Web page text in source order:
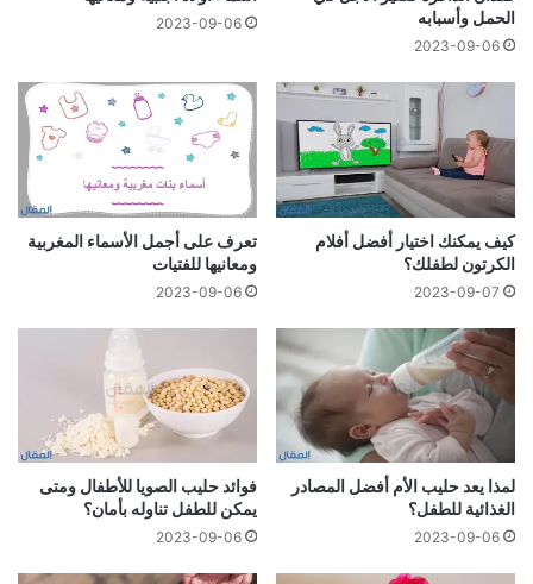
الحمل وأسبابه
2023-09-06
2023-09-06
كيف يمكنك اختيار أفضل أفلام
الكرتون لطفلك؟
2023-09-07
تعرف على أجمل الأسماء المغربية
ومعانيها للفتيات
2023-09-06
لمذا يعد حليب الأم أفضل المصادر
الغذائية للطفل؟
2023-09-06
فوائد حليب الصويا للأطفال ومتى
يمكن للطفل تناوله بأمان؟
2023-09-06